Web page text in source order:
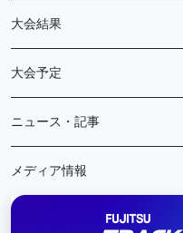
大会結果
大会予定
ニュース・記事
メディア情報